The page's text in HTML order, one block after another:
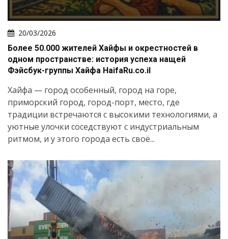
20/03/2026
Более 50.000 жителей Хайфы и окрестностей в
одном пространстве: история успеха нащей
Фэйсбук-группы Хайфа HaifaRu.co.il
Хайфа — город особенный, город на горе,
приморский город, город-порт, место, где
традиции встречаются с высокими технологиями, а
уютные улочки соседствуют с индустриальным
ритмом, и у этого города есть своё...